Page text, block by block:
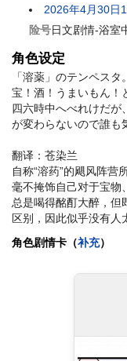
2026年4月30日
险号日文剧情-浴室
角色设定
「溶薬」のテンペスタ。
宝！酒！うまいもん！
四六時中へべれけだが
が変わらないので誰も
翻译：苍染兰
自称“溶药”的飓风阵营
毫不掩饰自己对于宝物
总是喝得酩酊大醉，但
区别，因此似乎没有人
角色剧情卡（补充）